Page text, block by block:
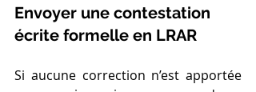
Envoyer une contestation
écrite formelle en LRAR
Si aucune correction n’est apportée